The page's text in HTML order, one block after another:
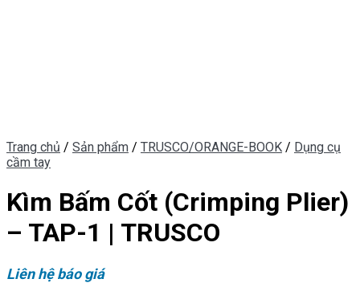
Trang chủ / Sản phẩm / TRUSCO/ORANGE-BOOK / Dụng cụ
cầm tay
Kìm Bấm Cốt (Crimping Plier)
– TAP-1 | TRUSCO
Liên hệ báo giá